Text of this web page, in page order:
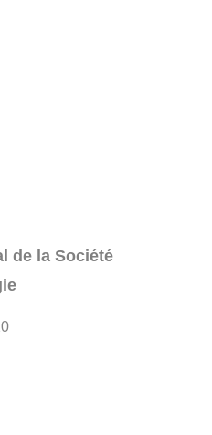
de la Société